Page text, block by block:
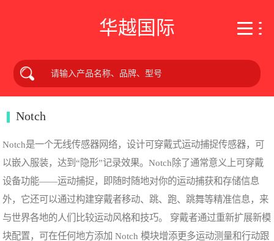
华越国际
Notch
Notch是一个无线传感器网络，设计可穿戴式运动捕捉传感器，可
以嵌入服装，达到“隐形”记录效果。Notch除了通常意义上可穿戴
设备功能——运动捕捉，即随时随地对你的运动捕获和存储信息
外，它还可以通过构建穿戴者移动、跳、跑、跳舞等精准信息，来
与世界各地的人们比较运动风格和技巧。 穿戴者通过重新扩展新模
块配置，可在任何地方添加 Notch 模块增添更多运动测量和行动跟